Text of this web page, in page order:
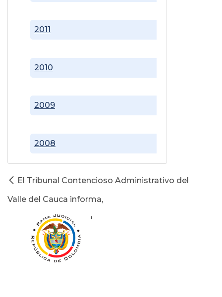
2008
2009
2010
2011
El Tribunal Contencioso Administrativo del
Valle del Cauca informa,
'